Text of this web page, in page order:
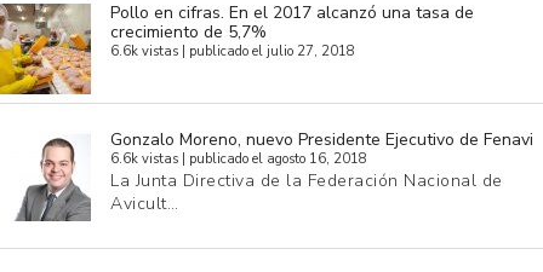
Pollo en cifras. En el 2017 alcanzó una tasa de
crecimiento de 5,7%
6.6k vistas publicado el julio 27, 2018
Gonzalo Moreno, nuevo Presidente Ejecutivo de Fenavi
6.6k vistas publicado el agosto 16, 2018
La Junta Directiva de la Federación Nacional de
Avicult…